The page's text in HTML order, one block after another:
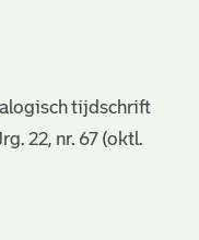
tijdschrift
22, nr. 67 (oktl.